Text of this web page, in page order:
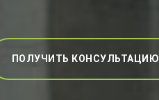
ПОЛУЧИТЬ КОНСУЛЬТАЦИЮ